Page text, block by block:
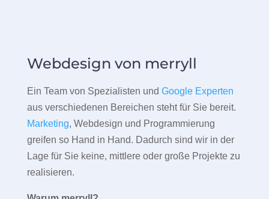
Webdesign von merryll
Ein Team von Spezialisten und Google Experten
aus verschiedenen Bereichen steht für Sie bereit.
Marketing, Webdesign und Programmierung
greifen so Hand in Hand. Dadurch sind wir in der
Lage für Sie keine, mittlere oder große Projekte zu
realisieren.